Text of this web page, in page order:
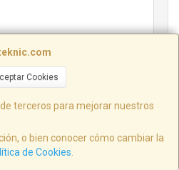
Cookies
terceros para mejorar nuestros
o bien conocer cómo cambiar la
de Cookies
España. - C.I.F.: B54578497 - Tfno: